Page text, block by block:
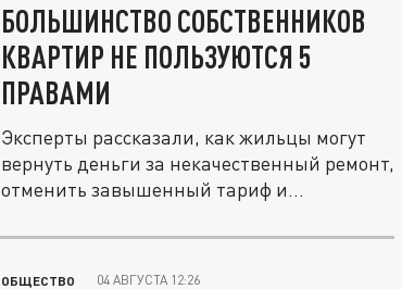
БОЛЬШИНСТВО СОБСТВЕННИКОВ
КВАРТИР НЕ ПОЛЬЗУЮТСЯ 5
ПРАВАМИ
Эксперты рассказали, как жильцы могут
вернуть деньги за некачественный ремонт,
отменить завышенный тариф и...
ОБЩЕСТВО 04 АВГУСТА 12:26